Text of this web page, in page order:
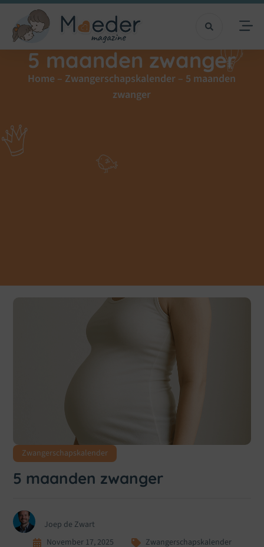
5 maanden zwanger
Home – Zwangerschapskalender – 5 maanden
zwanger
Zwangerschapskalender
5 maanden zwanger
Joep de Zwart
November 17, 2025
Zwangerschapskalender